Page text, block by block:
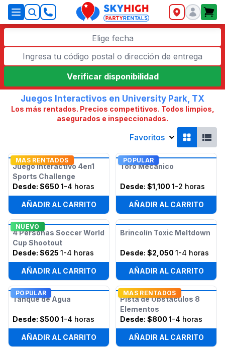
SkyHigh Logo
Elige fecha
Verificar disponibilidad
Juegos Interactivos en University Park, TX
Los más rentados. Precios competitivos. Todos limpios,
asegurados e inspeccionados.
Favoritos
MAS RENTADOS
Juego Interactivo 4en1
Sports Challenge
Desde: $650 1-4 horas
AÑADIR AL CARRITO
POPULAR
Toro Mecánico
Desde: $1,100 1-2 horas
AÑADIR AL CARRITO
NUEVO
4 Personas Soccer World
Cup Shootout
Desde: $625 1-4 horas
AÑADIR AL CARRITO
Brincolín Toxic Meltdown
Desde: $2,050 1-4 horas
AÑADIR AL CARRITO
POPULAR
Tanque de Agua
Desde: $500 1-4 horas
AÑADIR AL CARRITO
MAS RENTADOS
Pista de Obstáculos 8
Elementos
Desde: $800 1-4 horas
AÑADIR AL CARRITO